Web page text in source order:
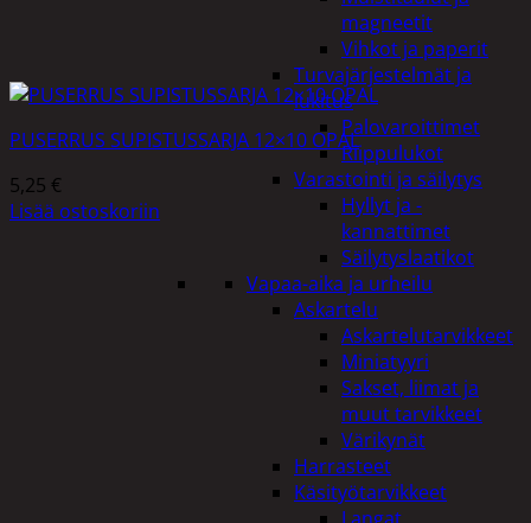
magneetit
Vihkot ja paperit
Turvajärjestelmät ja
lukitus
Palovaroittimet
Riippulukot
Varastointi ja säilytys
Hyllyt ja -
kannattimet
Säilytyslaatikot
Vapaa-aika ja urheilu
Askartelu
Askartelutarvikkeet
Miniatyyri
Sakset, liimat ja
muut tarvikkeet
Värikynät
Harrasteet
Käsityötarvikkeet
PUSERRUS SUPISTUSSARJA 12×10 OPAL
5,25 €
Lisää ostoskoriin